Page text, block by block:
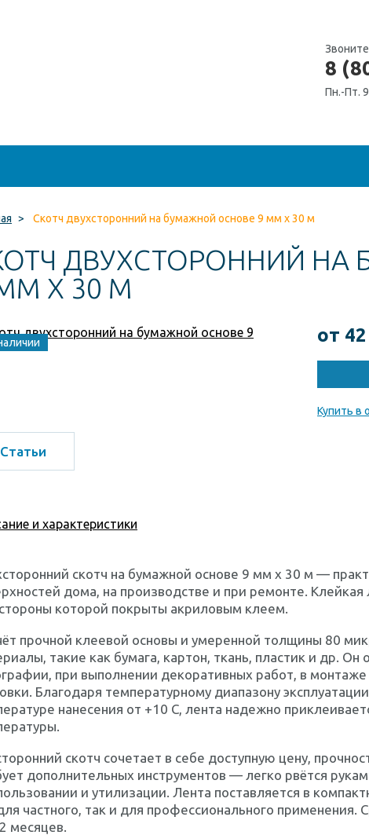
8
Пн.-Пт.
> Скотч двухсторонний на бумажной основе 9 мм x 30 м
ДВУХСТОРОННИЙ
X 30 М
от
Купить в
Статьи
и характеристики
скотч на бумажной основе 9 мм х 30 м —
дома, на производстве и при ремонте.
которой покрыты акриловым клеем.
прочной клеевой основы и умеренной толщины 80
такие как бумага, картон, ткань, пластик и др.
при выполнении декоративных работ, в
Благодаря температурному диапазону
нанесения от +10 C, лента надежно
скотч сочетает в себе доступную цену,
дополнительных инструментов — легко рвётся
и утилизации. Лента поставляется в
частного, так и для профессионального
месяцев.